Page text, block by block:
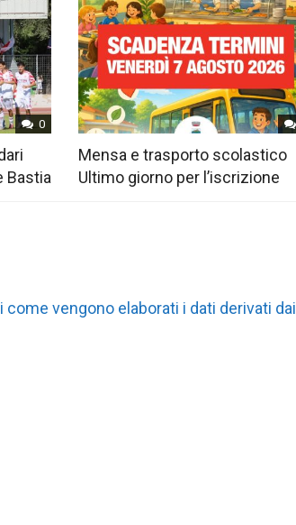
0
Bastia
Mensa e trasporto scolastico
Ultimo giorno per l’iscrizione
come vengono elaborati i dati derivati dai